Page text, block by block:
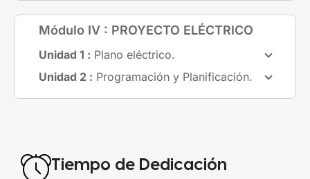
Módulo IV : PROYECTO ELÉCTRICO
Unidad 1 : Plano eléctrico.
Unidad 2 : Programación y Planificación.
Tiempo de Dedicación